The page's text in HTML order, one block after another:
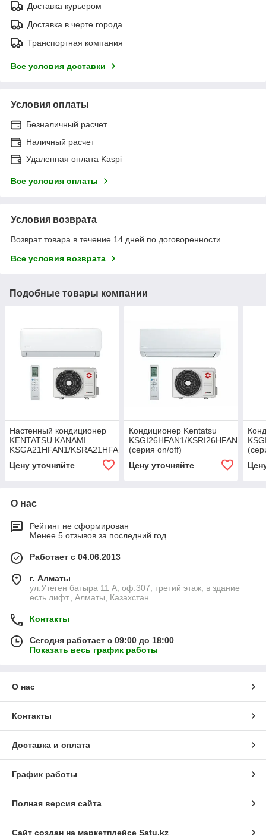
Доставка курьером
Доставка в черте города
Транспортная компания
Все условия доставки
Условия оплаты
Безналичный расчет
Наличный расчет
Удаленная оплата Kaspi
Все условия оплаты
Условия возврата
Возврат товара в течение 14 дней по договоренности
Все условия возврата
Подобные товары компании
Настенный кондиционер
KENTATSU KANAMI
KSGA21HFAN1/KSRA21HFAN1
Цену уточняйте
Кондиционер Kentatsu
KSGI26HFAN1/KSRI26HFAN1
(серия on/off)
Цену уточняйте
О нас
Рейтинг не сформирован
Менее 5 отзывов за последний год
Работает с 04.06.2013
г. Алматы
ул.Утеген батыра 11 А, оф.307, третий этаж, в здание
есть лифт., Алматы, Казахстан
Контакты
Сегодня работает с 09:00 до 18:00
Показать весь график работы
О нас
Контакты
Доставка и оплата
График работы
Полная версия сайта
Сайт создан на маркетплейсе Satu.kz